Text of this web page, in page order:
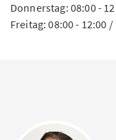
Donnerstag: 08:00 -
Freitag: 08:00 - 12:00 /